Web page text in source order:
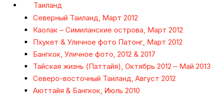
Таиланд
Северный Таиланд, Март 2012
Каолак – Симиланские острова, Март 2012
Пхукет & Уличное фото Патонг, Март 2012
Бангкок, Уличное фото, 2012 & 2017
Тайская жизнь (Паттайя), Октябрь 2012 – Май 2013
Северо-восточный Таиланд, Август 2012
Аюттайя & Бангкок, Июль 2010